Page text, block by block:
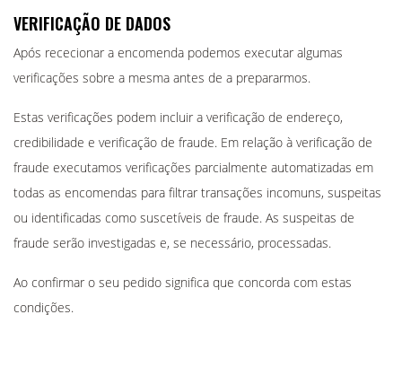
VERIFICAÇÃO DE DADOS
Após rececionar a encomenda podemos executar algumas
verificações sobre a mesma antes de a prepararmos.
Estas verificações podem incluir a verificação de endereço,
credibilidade e verificação de fraude. Em relação à verificação de
fraude executamos verificações parcialmente automatizadas em
todas as encomendas para filtrar transações incomuns, suspeitas
ou identificadas como suscetíveis de fraude. As suspeitas de
fraude serão investigadas e, se necessário, processadas.
Ao confirmar o seu pedido significa que concorda com estas
condições.